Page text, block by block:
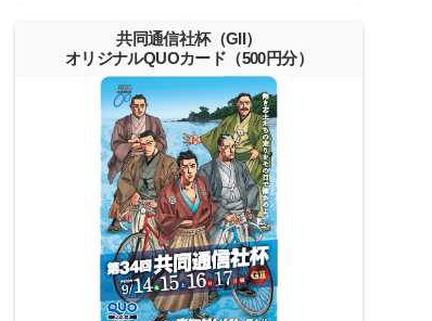
共同通信社杯（GII）
オリジナルQUOカード（500円分）